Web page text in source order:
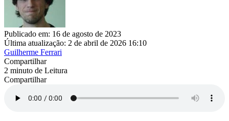
Publicado em: 16 de agosto de 2023
Última atualização: 2 de abril de 2026 16:10
Guilherme Ferrari
Compartilhar
2 minuto de Leitura
Compartilhar